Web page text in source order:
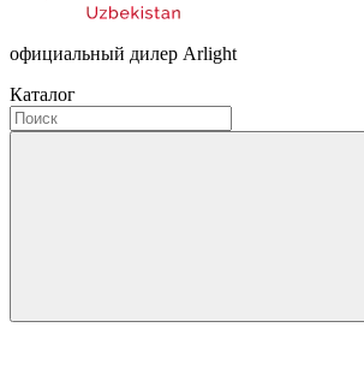
официальный дилер Arlight
Каталог